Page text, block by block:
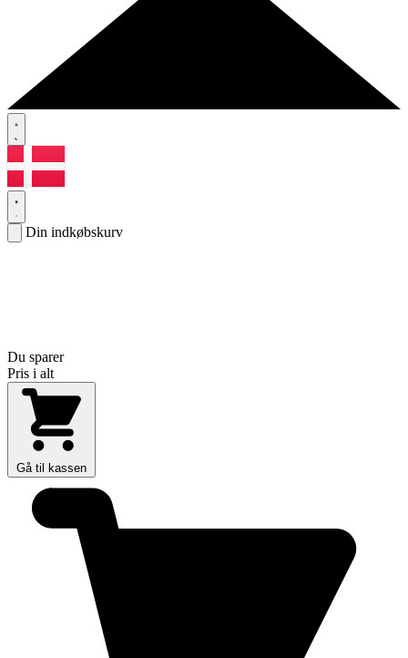
Din indkøbskurv
Du sparer
Pris i alt
Gå til kassen